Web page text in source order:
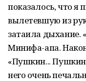
показалось, что я
вылетевшую из
затаила дыхание.
Минифа-апа.
«Пушкин...
него очень